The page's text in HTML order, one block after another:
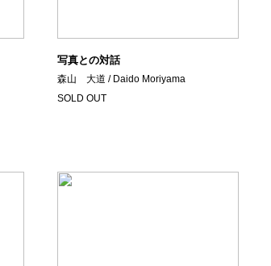
写真との対話
森山 大道 / Daido Moriyama
SOLD OUT